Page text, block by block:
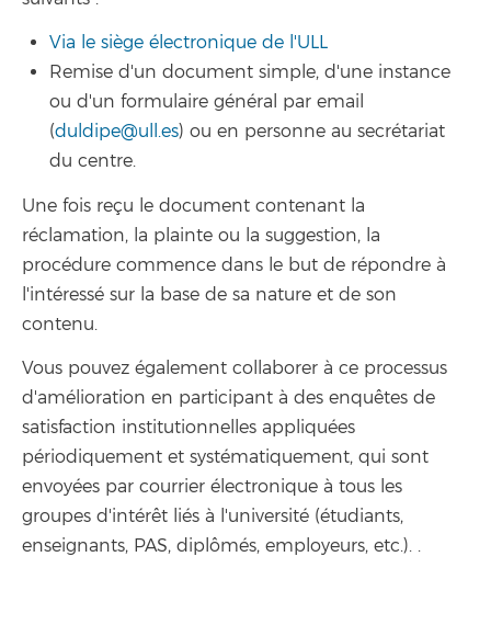
Via le siège électronique de l'ULL
Remise d'un document simple, d'une instance
ou d'un formulaire général par email
(duldipe@ull.es) ou en personne au secrétariat
du centre.
Une fois reçu le document contenant la
réclamation, la plainte ou la suggestion, la
procédure commence dans le but de répondre à
l'intéressé sur la base de sa nature et de son
contenu.
Vous pouvez également collaborer à ce processus
d'amélioration en participant à des enquêtes de
satisfaction institutionnelles appliquées
périodiquement et systématiquement, qui sont
envoyées par courrier électronique à tous les
groupes d'intérêt liés à l'université (étudiants,
enseignants, PAS, diplômés, employeurs, etc.). .